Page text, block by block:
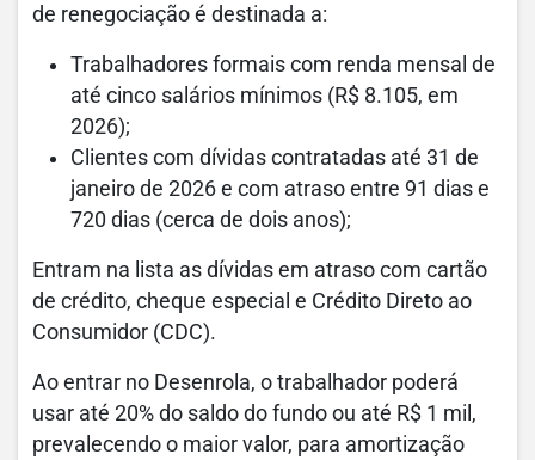
de renegociação é destinada a:
Trabalhadores formais com renda mensal de
até cinco salários mínimos (R$ 8.105, em
2026);
Clientes com dívidas contratadas até 31 de
janeiro de 2026 e com atraso entre 91 dias e
720 dias (cerca de dois anos);
Entram na lista as dívidas em atraso com cartão
de crédito, cheque especial e Crédito Direto ao
Consumidor (CDC).
Ao entrar no Desenrola, o trabalhador poderá
usar até 20% do saldo do fundo ou até R$ 1 mil,
prevalecendo o maior valor, para amortização